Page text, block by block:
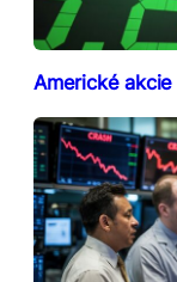
Americké